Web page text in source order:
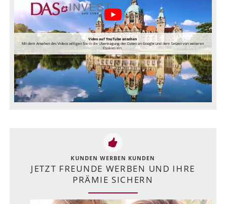
Video auf YouTube ansehen
Mit dem Ansehen des Videos willigen Sie in die Übertragung der Daten an Google und dem Setzen von weiteren
Cookies ein.
KUNDEN WERBEN KUNDEN
JETZT FREUNDE WERBEN UND IHRE
PRÄMIE SICHERN